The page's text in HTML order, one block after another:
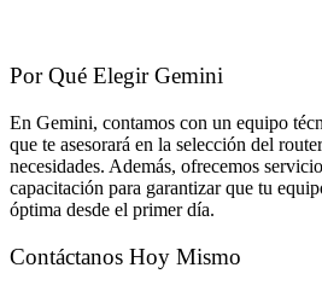
Por Qué Elegir Gemini
En Gemini, contamos con un equipo
que te asesorará en la selección del
necesidades. Además, ofrecemos
capacitación para garantizar que tu
óptima desde el primer día.
Contáctanos Hoy Mismo